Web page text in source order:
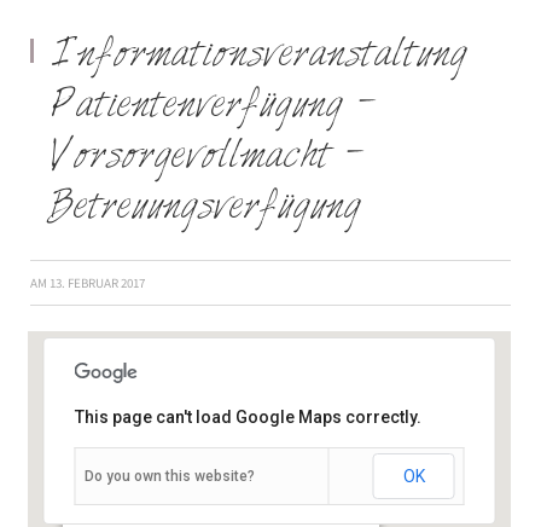
Informationsveranstaltung
Patientenverfügung –
Vorsorgevollmacht –
Betreuungsverfügung
AM 13. FEBRUAR 2017
Josef-Schneider-Straße 2, Haus D20 - Würzburg
Veranstaltungen
This page can't load Google Maps correctly.
Do you own this website? OK